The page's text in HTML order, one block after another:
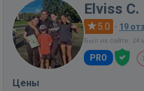
Elviss C.
5.0 · 19
Был на сайте: 24
PRO
Цены